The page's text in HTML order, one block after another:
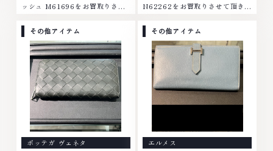
ッシュ M61696をお買取りさせ
ございました。■地域買取No.1
へ挑戦金 プラチナ ダイヤモンド
ブランド品 ブランド衣類 お酒買
取りのことなら、お任せくださ
い。なかでも金・プラチナ等のア
クセサリー・貴金属・宝石・ダイ
ヤモンド・ジュエリーや ブラン
ド品・時計等は特に自信を持っ
て、高額査定を実現しておりま
す。 古くて使わなくなってしま
ったアクセサリー、動かなくなっ
N62262をお買取りさせて頂きま
した。■地域買取No.1へ挑戦金
プラチナ ダイヤモンド ブランド
品 ブランド衣類 お酒買取りのこ
となら、お任せください。なかで
も金・プラチナ等のアクセサリ
ー・貴金属・宝石・ダイヤモン
ド・ジュエリーや ブランド品・
時計等は特に自信を持って、高額
て使わなくなってしまったアクセ
サリー、動かなくなってしまった
その他アイテム
ボッテガ ヴェネタ
その他アイテム
エルメス